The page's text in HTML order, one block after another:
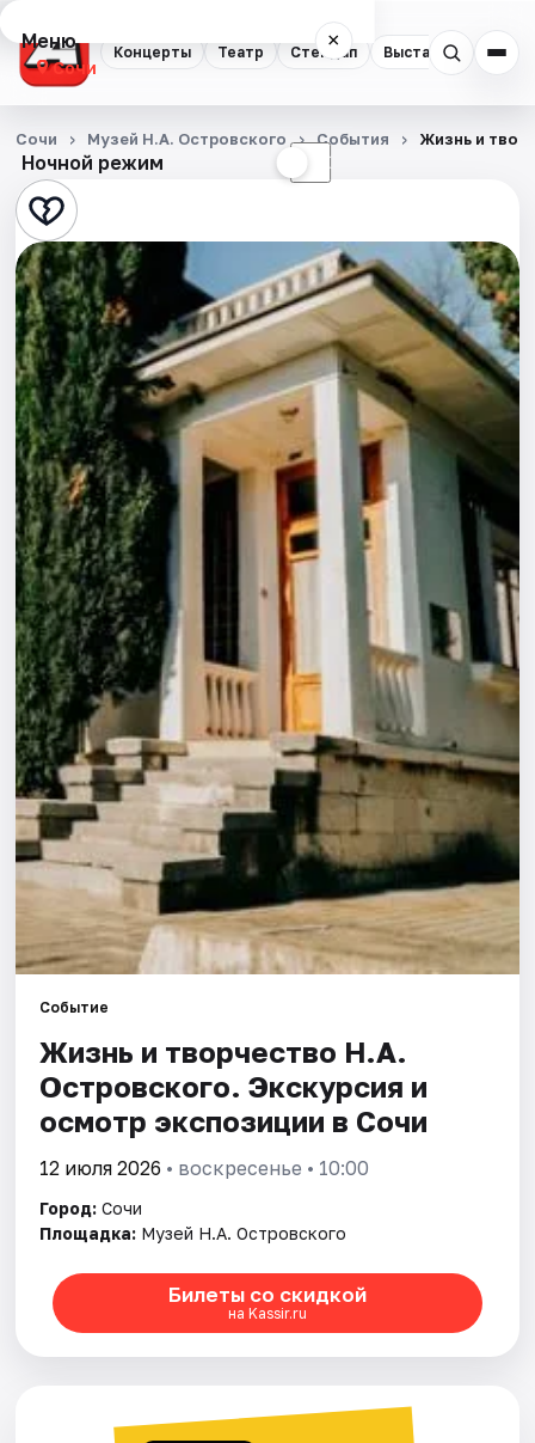
Концерты Театр Стендап Выставки
Меню ×
Сочи
Концерты
Театр
Стендап
Выставки
Квесты
Экскурсии
Спорт
События
Города
Площадки
Артисты
Рейтинги
Ночной режим ☾
Сочи Музей Н.А. Островского События Жизнь и
Событие
Жизнь и творчество Н.А.
Островского. Экскурсия и
осмотр экспозиции в Сочи
12 июля 2026 • воскресенье • 10:00
Город: Сочи
Площадка: Музей Н.А. Островского
Билеты со скидкой
на Kassir.ru